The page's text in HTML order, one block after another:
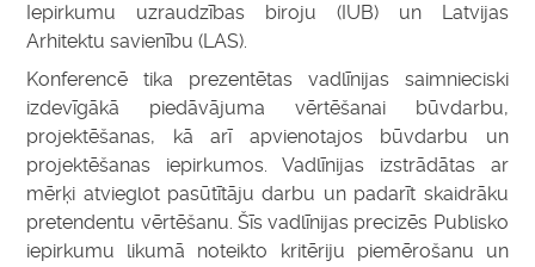
Iepirkumu uzraudzības biroju (IUB) un Latvijas
Arhitektu savienību (LAS).
Konferencē tika prezentētas vadlīnijas saimnieciski
izdevīgākā piedāvājuma vērtēšanai būvdarbu,
projektēšanas, kā arī apvienotajos būvdarbu un
projektēšanas iepirkumos. Vadlīnijas izstrādātas ar
mērķi atvieglot pasūtītāju darbu un padarīt skaidrāku
pretendentu vērtēšanu. Šīs vadlīnijas precizēs Publisko
iepirkumu likumā noteikto kritēriju piemērošanu un